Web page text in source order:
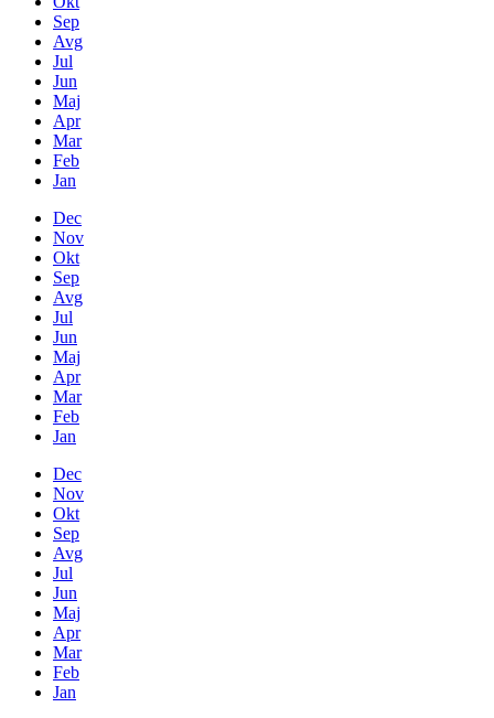
Sep
Avg
Jul
Jun
Maj
Apr
Mar
Feb
Jan
Dec
Nov
Okt
Sep
Avg
Jul
Jun
Maj
Apr
Mar
Feb
Jan
Dec
Nov
Okt
Sep
Avg
Jul
Jun
Maj
Apr
Mar
Feb
Jan